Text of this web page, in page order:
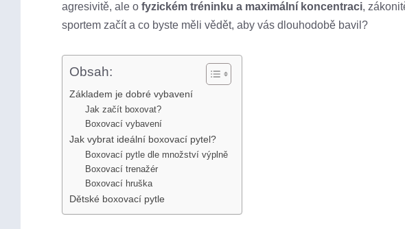
agresivitě, ale o fyzickém tréninku a maximální koncentraci,
sportem začít a co byste měli vědět, aby vás dlouhodobě bavil?
Obsah:
Základem je dobré vybavení
Jak začít boxovat?
Boxovací vybavení
Jak vybrat ideální boxovací pytel?
Boxovací pytle dle množství výplně
Boxovací trenažér
Boxovací hruška
Dětské boxovací pytle